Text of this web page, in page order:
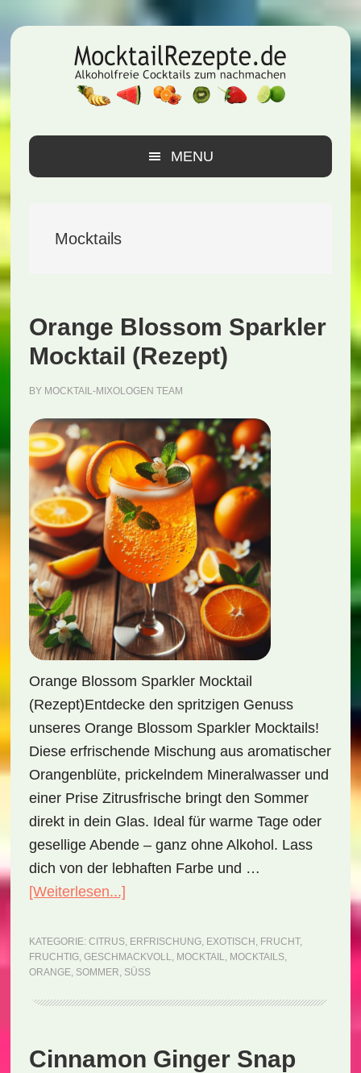
Hauptnavigation
Inhalt
Seitenspalte
MENU
Mocktails
Orange Blossom Sparkler
Mocktail (Rezept)
BY MOCKTAIL-MIXOLOGEN TEAM
Orange Blossom Sparkler Mocktail
(Rezept)Entdecke den spritzigen Genuss
unseres Orange Blossom Sparkler Mocktails!
Diese erfrischende Mischung aus aromatischer
Orangenblüte, prickelndem Mineralwasser und
einer Prise Zitrusfrische bringt den Sommer
direkt in dein Glas. Ideal für warme Tage oder
gesellige Abende – ganz ohne Alkohol. Lass
dich von der lebhaften Farbe und …
[Weiterlesen...]ÜberOrange
Sparkler
Mocktail
KATEGORIE: CITRUS, ERFRISCHUNG, EXOTISCH , FRUCHT,
FRUCHTIG, GESCHMACKVOLL, MOCKTAIL, MOCKTAILS,
ORANGE, SOMMER, SÜSS
Cinnamon Ginger Snap